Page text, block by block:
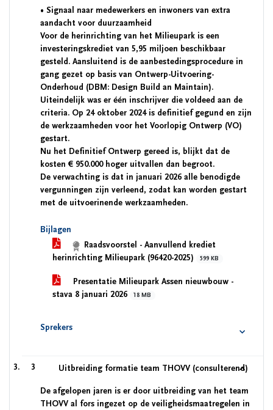
• Signaal naar medewerkers en inwoners van extra
aandacht voor duurzaamheid
Voor de herinrichting van het Milieupark is een
investeringskrediet van 5,95 miljoen beschikbaar
gesteld. Aansluitend is de aanbestedingsprocedure in
gang gezet op basis van Ontwerp-Uitvoering-
Onderhoud (DBM: Design Build an Maintain).
Uiteindelijk was er één inschrijver die voldeed aan de
criteria. Op 24 oktober 2024 is definitief gegund en zijn
de werkzaamheden voor het Voorlopig Ontwerp (VO)
gestart.
Nu het Definitief Ontwerp gereed is, blijkt dat de
kosten € 950.000 hoger uitvallen dan begroot.
De verwachting is dat in januari 2026 alle benodigde
vergunningen zijn verleend, zodat kan worden gestart
met de uitvoerinende werkzaamheden.
Bijlagen
Raadsvoorstel - Aanvullend krediet
herinrichting Milieupark (96420-2025)
599 KB
Presentatie Milieupark Assen nieuwbouw -
stava 8 januari 2026
18 MB
Sprekers
3 Uitbreiding formatie team THOVV (consulterend)
De afgelopen jaren is er door uitbreiding van het team
THOVV al fors ingezet op de veiligheidsmaatregelen in